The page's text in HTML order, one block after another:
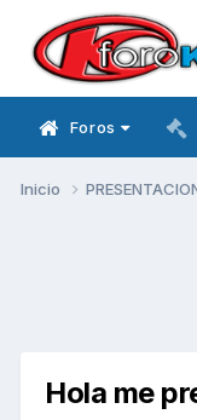
Foros
Inicio
Hola me